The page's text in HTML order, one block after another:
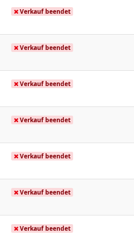
Verkauf beendet
Verkauf beendet
Verkauf beendet
Verkauf beendet
Verkauf beendet
Verkauf beendet
Verkauf beendet